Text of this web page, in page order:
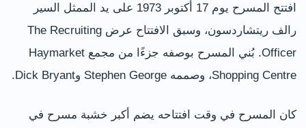
افتتح المسرح يوم 17 أكتوبر 1973 على يد الممثل السير
رالف ريتشاردسون، وسبق الافتتاح عرض The Recruiting
Officer. بُني المسرح بوصفه جزءًا من مجمع Haymarket
Shopping Centre، وصممه Stephen George وDick Bryant.
كان المسرح في وقت افتتاحه يضم أكبر خشبة مسرح في